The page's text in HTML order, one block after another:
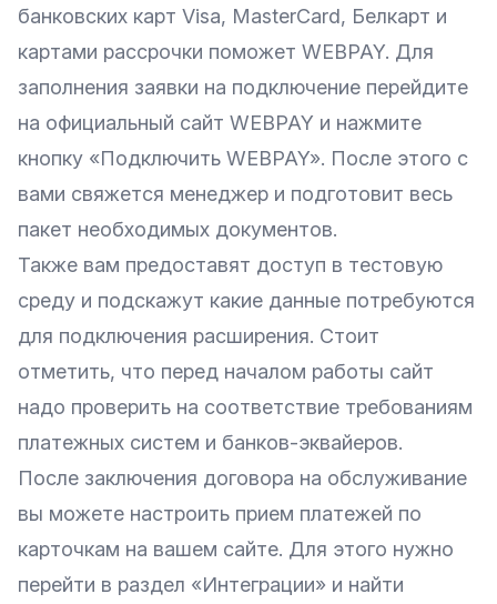
банковских карт Visa, MasterCard, Белкарт и
картами рассрочки поможет WEBPAY. Для
заполнения заявки на подключение перейдите
на официальный сайт WEBPAY и нажмите
кнопку «Подключить WEBPAY». После этого с
вами свяжется менеджер и подготовит весь
пакет необходимых документов.
Также вам предоставят доступ в тестовую
среду и подскажут какие данные потребуются
для подключения расширения. Стоит
отметить, что перед началом работы сайт
надо проверить на соответствие требованиям
платежных систем и банков-эквайеров.
После заключения договора на обслуживание
вы можете настроить прием платежей по
карточкам на вашем сайте. Для этого нужно
перейти в раздел «Интеграции» и найти